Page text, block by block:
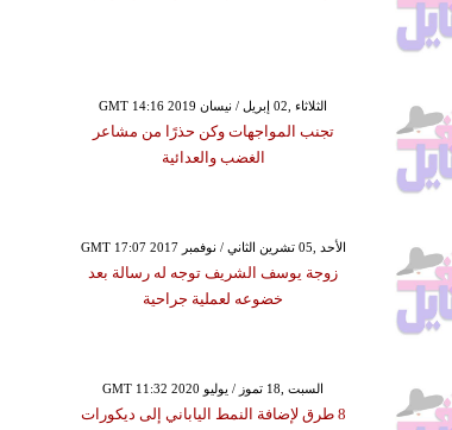
GMT 14:16 2019 الثلاثاء ,02 إبريل / نيسان
تجنب المواجهات وكن حذرًا من مشاعر
الغضب والعدائية
GMT 17:07 2017 الأحد ,05 تشرين الثاني / نوفمبر
زوجة يوسف الشريف توجه له رسالة بعد
خضوعه لعملية جراحية
GMT 11:32 2020 السبت ,18 تموز / يوليو
8 طرق لإضافة النمط الياباني إلى ديكورات